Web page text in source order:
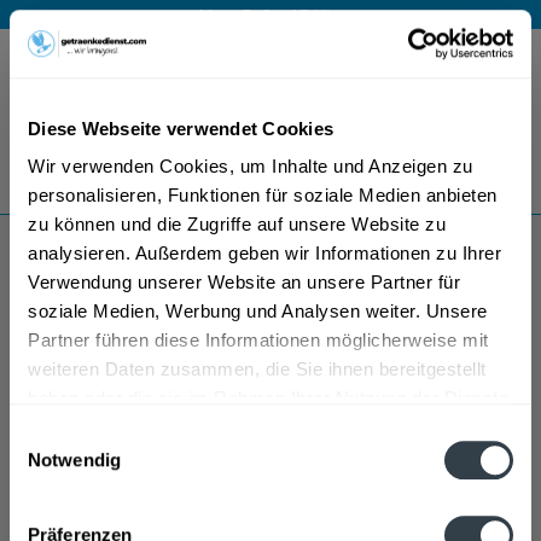
Diese Webseite verwendet Cookies
Wir verwenden Cookies, um Inhalte und Anzeigen zu
personalisieren, Funktionen für soziale Medien anbieten
zu können und die Zugriffe auf unsere Website zu
analysieren. Außerdem geben wir Informationen zu Ihrer
Verwendung unserer Website an unsere Partner für
soziale Medien, Werbung und Analysen weiter. Unsere
Partner führen diese Informationen möglicherweise mit
weiteren Daten zusammen, die Sie ihnen bereitgestellt
Notwendig
Präferenzen
Mo – Fr 9 – 17 Uhr
Menü
Bestellung widerrufen
Es gilt unsere Datenschutzerklärung
Lorusso Michele Sas